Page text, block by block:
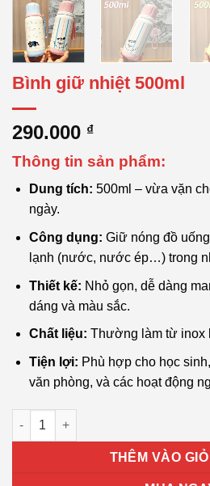
Bình giữ nhiệt 500ml
290.000 ₫
Thông tin sản phẩm:
Dung tích: 500ml – vừa vặn
ngày.
Công dụng: Giữ nóng đồ
lạnh (nước, nước ép…) trong
Thiết kế: Nhỏ gọn, dễ dàng
dáng và màu sắc.
Chất liệu: Thường làm từ inox
Tiện lợi: Phù hợp cho học
văn phòng, và các hoạt động
Bình giữ nhiệt 500ml số lượng
THÊM VÀO